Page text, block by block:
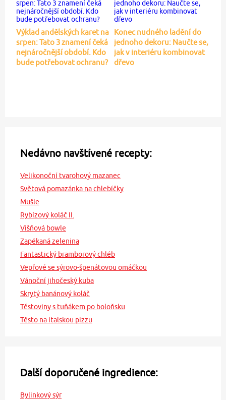
Výklad andělských karet na
srpen: Tato 3 znamení čeká
nejnáročnější období. Kdo
bude potřebovat ochranu?
Konec nudného ladění do
jednoho dekoru: Naučte se,
jak v interiéru kombinovat
dřevo
Nedávno navštívené recepty:
Velikonoční tvarohový mazanec
Světová pomazánka na chlebíčky
Mušle
Rybízový koláč II.
Višňová bowle
Zapékaná zelenina
Fantastický bramborový chléb
Vepřové se sýrovo-špenátovou omáčkou
Vánoční jihočeský kuba
Skrytý banánový koláč
Těstoviny s tuňákem po boloňsku
Těsto na italskou pizzu
Další doporučené ingredience:
Bylinkový sýr